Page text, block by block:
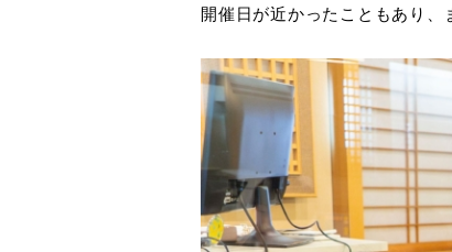
開催日が近かったこともあり、